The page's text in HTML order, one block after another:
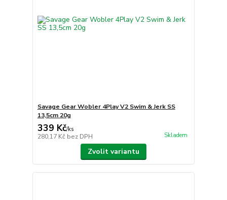
Savage Gear Wobler 4Play V2 Swim & Jerk SS
13,5cm 20g
339 Kč/ks
280,17 Kč bez DPH Skladem
Zvolit variantu